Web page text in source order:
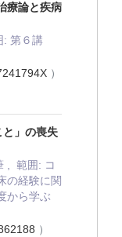
療論と疾病
: 第６講
）
と」の喪失
, 範囲: コ
の経験に関
から学ぶ
）